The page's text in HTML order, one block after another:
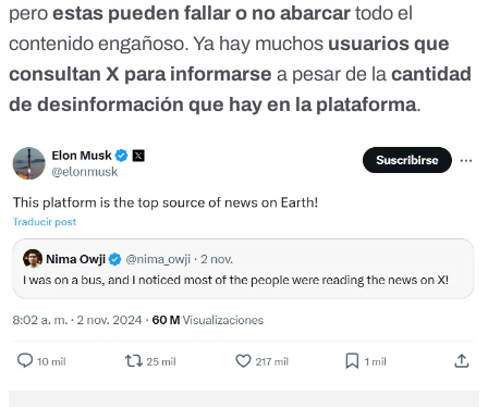
pero estas pueden fallar o no abarcar todo el
contenido engañoso. Ya hay muchos usuarios que
consultan X para informarse a pesar de la cantidad
de desinformación que hay en la plataforma.